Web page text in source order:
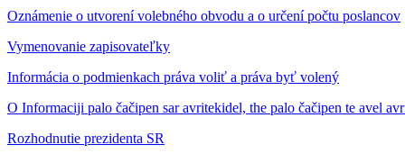
Oznámenie o utvorení volebného obvodu a o určení počtu poslancov
Vymenovanie zapisovateľky
Informácia o podmienkach práva voliť a práva byť volený
O Informaciji palo čačipen sar avritekidel, the palo čačipen te avel
Rozhodnutie prezidenta SR